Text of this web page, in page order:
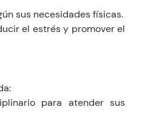
sus necesidades físicas.
el estrés y promover el
para atender sus